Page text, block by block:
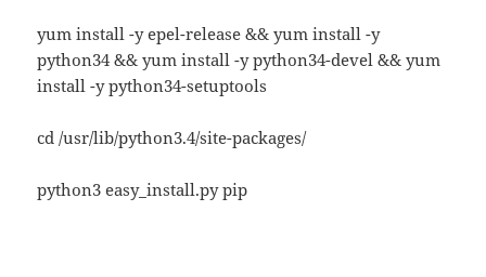
yum install -y epel-release && yum install -y
python34 && yum install -y python34-devel && yum
install -y python34-setuptools
cd /usr/lib/python3.4/site-packages/
python3 easy_install.py pip